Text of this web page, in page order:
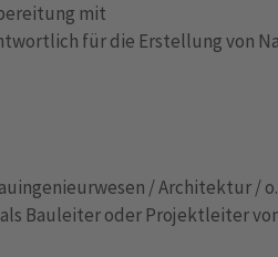
mit
für die Erstellung von
/ Architektur /
Bauleiter oder Projektleiter